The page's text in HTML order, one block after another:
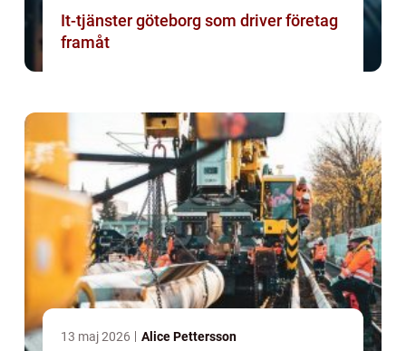
It-tjänster göteborg som driver företag
framåt
13 maj 2026 Alice Pettersson